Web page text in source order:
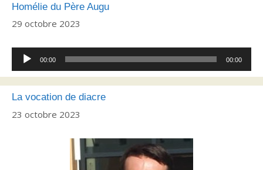
Homélie du Père Augu
29 octobre 2023
Lecteur
audio
00:00 00:00
La vocation de diacre
23 octobre 2023